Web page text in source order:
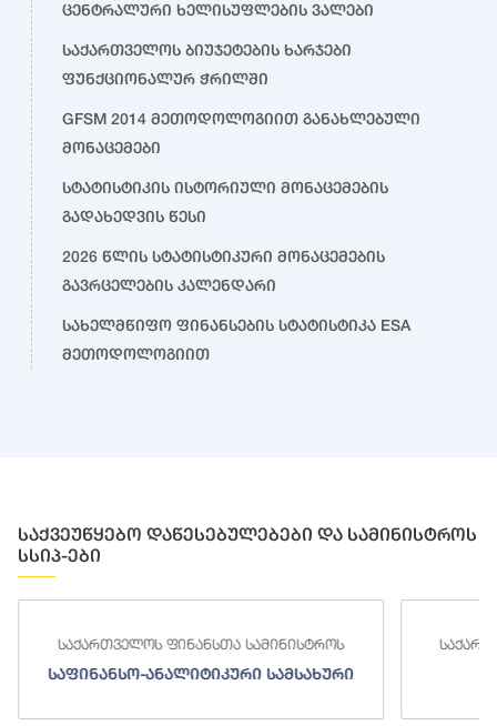
ცენტრალური ხელისუფლების ვალები
საქართველოს ბიუჯეტების ხარჯები
ფუნქციონალურ ჭრილში
GFSM 2014 მეთოდოლოგიით განახლებული
მონაცემები
სტატისტიკის ისტორიული მონაცემების
გადახედვის წესი
2026 წლის სტატისტიკური მონაცემების
გავრცელების კალენდარი
სახელმწიფო ფინანსების სტატისტიკა ESA
მეთოდოლოგიით
საქვეუწყებო დაწესებულებები და სამინისტროს
სსიპ-ები
საქართველოს ფინანსთა სამინისტროს
საფინანსო-ანალიტიკური სამსახური